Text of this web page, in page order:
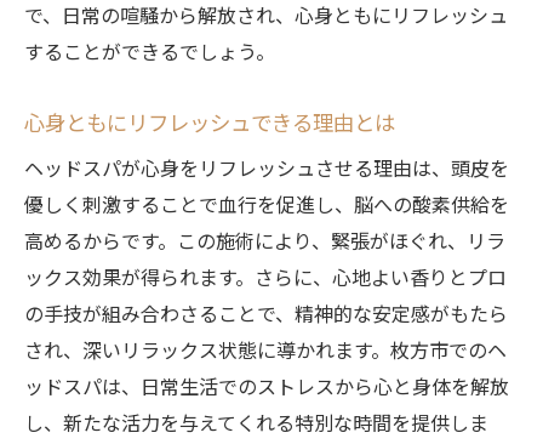
で、日常の喧騒から解放され、心身ともにリフレッシュ
することができるでしょう。
心身ともにリフレッシュできる理由とは
ヘッドスパが心身をリフレッシュさせる理由は、頭皮を
優しく刺激することで血行を促進し、脳への酸素供給を
高めるからです。この施術により、緊張がほぐれ、リラ
ックス効果が得られます。さらに、心地よい香りとプロ
の手技が組み合わさることで、精神的な安定感がもたら
され、深いリラックス状態に導かれます。枚方市でのヘ
ッドスパは、日常生活でのストレスから心と身体を解放
し、新たな活力を与えてくれる特別な時間を提供しま